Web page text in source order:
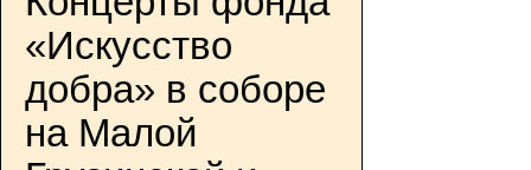
«Искусство
добра» в соборе
на Малой